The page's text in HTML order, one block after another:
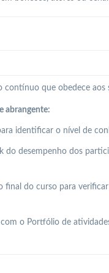
contínuo que obedece aos
abrangente:
identificar o nível de
do desempenho dos
final do curso para
o Portfólio de